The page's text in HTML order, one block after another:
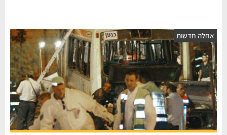
חדשות